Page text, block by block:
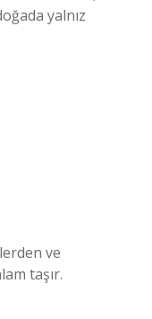
yalnız
ve
taşır.